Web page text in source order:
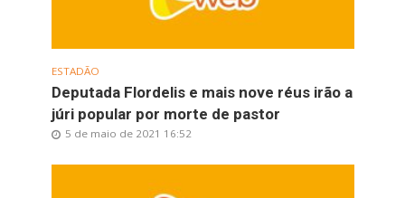
ESTADÃO
Deputada Flordelis e mais nove réus irão a
júri popular por morte de pastor
5 de maio de 2021 16:52